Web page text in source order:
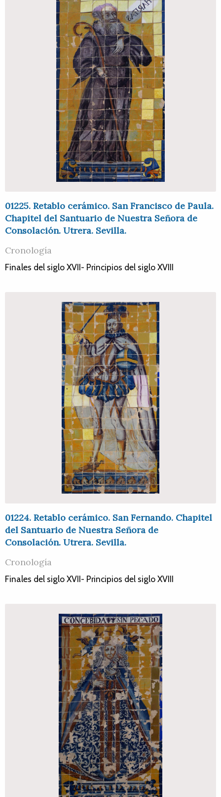
01225. Retablo cerámico. San Francisco de Paula.
Chapitel del Santuario de Nuestra Señora de
Consolación. Utrera. Sevilla.
Cronología
Finales del siglo XVII- Principios del siglo XVIII
01224. Retablo cerámico. San Fernando. Chapitel
del Santuario de Nuestra Señora de
Consolación. Utrera. Sevilla.
Cronología
Finales del siglo XVII- Principios del siglo XVIII